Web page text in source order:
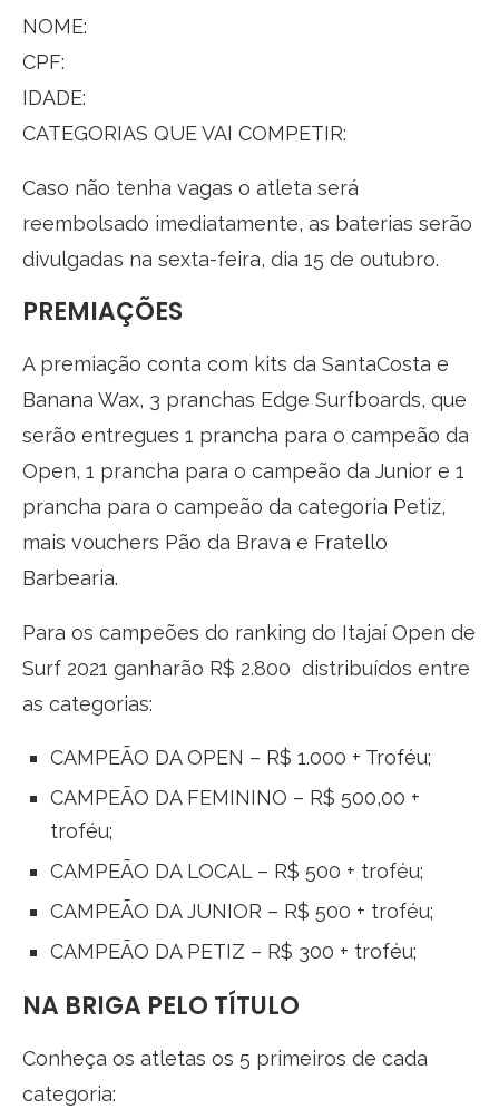
NOME:
CPF:
IDADE:
CATEGORIAS QUE VAI COMPETIR:
Caso não tenha vagas o atleta será
reembolsado imediatamente, as baterias serão
divulgadas na sexta-feira, dia 15 de outubro.
PREMIAÇÕES
A premiação conta com kits da SantaCosta e
Banana Wax, 3 pranchas Edge Surfboards, que
serão entregues 1 prancha para o campeão da
Open, 1 prancha para o campeão da Junior e 1
prancha para o campeão da categoria Petiz,
mais vouchers Pão da Brava e Fratello
Barbearia.
Para os campeões do ranking do Itajaí Open de
Surf 2021 ganharão R$ 2.800 distribuídos entre
as categorias:
CAMPEÃO DA OPEN – R$ 1.000 + Troféu;
CAMPEÃO DA FEMININO – R$ 500,00 +
troféu;
CAMPEÃO DA LOCAL – R$ 500 + troféu;
CAMPEÃO DA JUNIOR – R$ 500 + troféu;
CAMPEÃO DA PETIZ – R$ 300 + troféu;
NA BRIGA PELO TÍTULO
Conheça os atletas os 5 primeiros de cada
categoria: